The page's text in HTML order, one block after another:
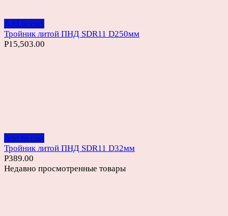
Add to cart
Тройник литой ПНД SDR11 D250мм
Р15,503.00
Add to cart
Тройник литой ПНД SDR11 D32мм
Р389.00
Недавно просмотренные товары